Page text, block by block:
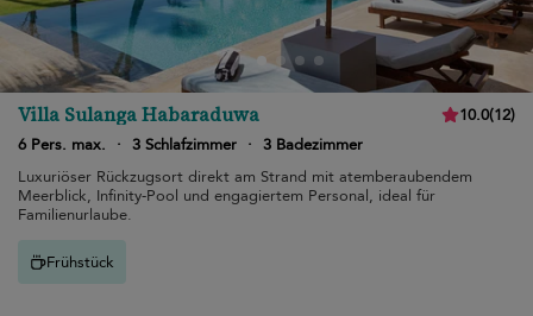
Villa Sulanga Habaraduwa 10.0(12)
6 Pers. max.
· 3 Schlafzimmer · 3 Badezimmer
Luxuriöser Rückzugsort direkt am Strand mit atemberaubendem
Meerblick, Infinity-Pool und engagiertem Personal, ideal für
Familienurlaube.
Frühstück